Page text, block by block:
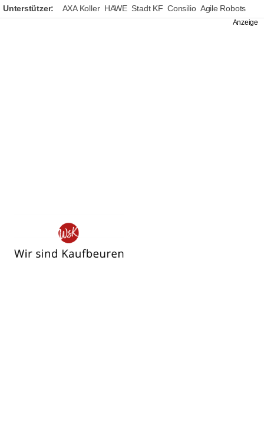
Unterstützer: AXA Koller HAWE Stadt KF Consilio Agile Robots